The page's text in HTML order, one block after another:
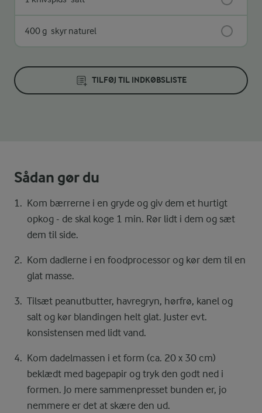
400 g skyr naturel
TILFØJ TIL INDKØBSLISTE
Sådan gør du
Kom bærrerne i en gryde og giv dem et hurtigt
opkog - de skal koge 1 min. Rør lidt i dem og sæt
dem til side.
Kom dadlerne i en foodprocessor og kør dem til en
glat masse.
Tilsæt peanutbutter, havregryn, hørfrø, kanel og
salt og kør blandingen helt glat. Juster evt.
konsistensen med lidt vand.
Kom dadelmassen i et form (ca. 20 x 30 cm)
beklædt med bagepapir og tryk den godt ned i
formen. Jo mere sammenpresset bunden er, jo
nemmere er det at skære den ud.